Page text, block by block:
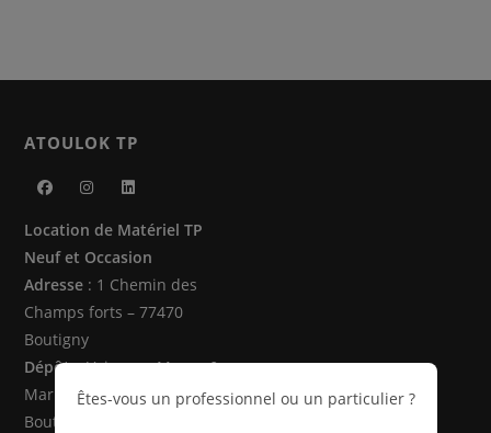
ATOULOK TP
dans
un
nouvel
onglet
dans
un
nouvel
onglet
dans
un
nouvel
onglet
Location de Matériel TP
Neuf et Occasion
Adresse : 1 Chemin des
Champs forts – 77470
Boutigny
Dépôts: Vaire sur Marne &
Marne la Vallée (77470 -
Boutigny)
Êtes-vous un professionnel ou un particulier ?